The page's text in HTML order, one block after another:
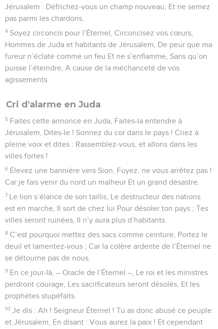
Jérusalem : Défrichez-vous un champ nouveau, Et ne semez
pas parmi les chardons.
4 Soyez circoncis pour l’Éternel, Circoncisez vos cœurs,
Hommes de Juda et habitants de Jérusalem, De peur que ma
fureur n’éclate comme un feu Et ne s’enflamme, Sans qu’on
puisse l’éteindre, A cause de la méchanceté de vos
agissements.
Cri d'alarme en Juda
5 Faites cette annonce en Juda, Faites-la entendre à
Jérusalem, Dites-le ! Sonnez du cor dans le pays ! Criez à
pleine voix et dites : Rassemblez-vous, et allons dans les
villes fortes !
6 Élevez une bannière vers Sion, Fuyez, ne vous arrêtez pas !
Car je fais venir du nord un malheur Et un grand désastre.
7 Le lion s’élance de son taillis, Le destructeur des nations
est en marche, Il sort de chez lui Pour désoler ton pays ; Tes
villes seront ruinées, Il n’y aura plus d’habitants.
8 C’est pourquoi mettez des sacs comme ceinture, Portez le
deuil et lamentez-vous ; Car la colère ardente de l’Éternel ne
se détourne pas de nous.
9 En ce jour-là, – Oracle de l’Éternel –, Le roi et les ministres
perdront courage, Les sacrificateurs seront désolés, Et les
prophètes stupéfaits.
10 Je dis : Ah ! Seigneur Éternel ! Tu as donc abusé ce peuple
et Jérusalem, En disant : Vous aurez la paix ! Et cependant